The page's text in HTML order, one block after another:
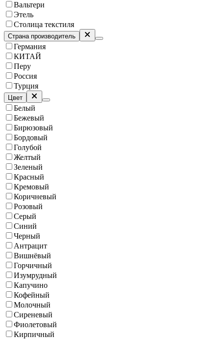
Вальтери
Этель
Столица текстиля
Страна производитель
Германия
КИТАЙ
Перу
Россия
Турция
Цвет
Белый
Бежевый
Бирюзовый
Бордовый
Голубой
Желтый
Зеленый
Красный
Кремовый
Коричневый
Розовый
Серый
Синий
Черный
Антрацит
Вишнёвый
Горчичный
Изумрудный
Капучино
Кофейный
Молочный
Сиреневый
Фиолетовый
Кирпичный